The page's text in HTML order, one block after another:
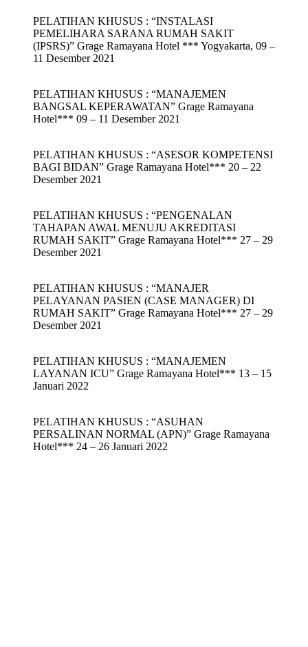
PELATIHAN KHUSUS : “INSTALASI
PEMELIHARA SARANA RUMAH SAKIT
(IPSRS)” Grage Ramayana Hotel *** Yogyakarta, 09 –
11 Desember 2021
PELATIHAN KHUSUS : “MANAJEMEN
BANGSAL KEPERAWATAN” Grage Ramayana
Hotel*** 09 – 11 Desember 2021
PELATIHAN KHUSUS : “ASESOR KOMPETENSI
BAGI BIDAN” Grage Ramayana Hotel*** 20 – 22
Desember 2021
PELATIHAN KHUSUS : “PENGENALAN
TAHAPAN AWAL MENUJU AKREDITASI
RUMAH SAKIT” Grage Ramayana Hotel*** 27 – 29
Desember 2021
PELATIHAN KHUSUS : “MANAJER
PELAYANAN PASIEN (CASE MANAGER) DI
RUMAH SAKIT” Grage Ramayana Hotel*** 27 – 29
Desember 2021
PELATIHAN KHUSUS : “MANAJEMEN
LAYANAN ICU” Grage Ramayana Hotel*** 13 – 15
Januari 2022
PELATIHAN KHUSUS : “ASUHAN
PERSALINAN NORMAL (APN)” Grage Ramayana
Hotel*** 24 – 26 Januari 2022